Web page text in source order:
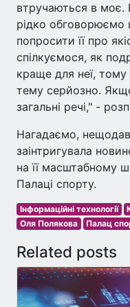
втручаються в
рідко обговорюємо
попросити її про
спілкуємося, як
краще для неї,
тему серйозно.
загальні речі," -
Нагадаємо,
заінтригувала
на її масштабному
Палаці спорту.
Інформаційні технології
Оля Полякова
Палац
Related posts